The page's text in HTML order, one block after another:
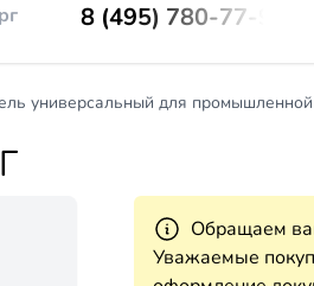
8 (495) 780-77-98
универсальный для
Обращаем
Уважаемые